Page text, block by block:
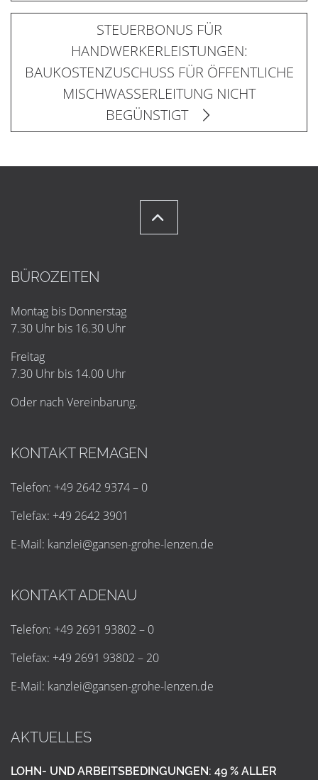
STEUERBONUS FÜR
HANDWERKERLEISTUNGEN:
BAUKOSTENZUSCHUSS FÜR ÖFFENTLICHE
MISCHWASSERLEITUNG NICHT
BEGÜNSTIGT
BÜROZEITEN
Montag bis Donnerstag
7.30 Uhr bis 16.30 Uhr
Freitag
7.30 Uhr bis 14.00 Uhr
Oder nach Vereinbarung.
KONTAKT REMAGEN
Telefon: +49 2642 9374 – 0
Telefax: +49 2642 3901
E-Mail: kanzlei@gansen-grohe-lenzen.de
KONTAKT ADENAU
Telefon: +49 2691 93802 – 0
Telefax: +49 2691 93802 – 20
E-Mail: kanzlei@gansen-grohe-lenzen.de
AKTUELLES
LOHN- UND ARBEITSBEDINGUNGEN: 49 % ALLER